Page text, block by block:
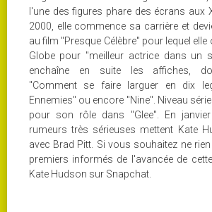
l'une des figures phare des écrans aux
2000, elle commence sa carrière et
au film "Presque Célèbre" pour lequel elle
Globe pour "meilleur actrice dans un
enchaîne en suite les affiches,
"Comment se faire larguer en dix
Ennemies" ou encore "Nine". Niveau
pour son rôle dans "Glee". En
rumeurs très sérieuses mettent Kate
avec Brad Pitt. Si vous souhaitez ne
premiers informés de l'avancée de
Kate Hudson sur Snapchat.